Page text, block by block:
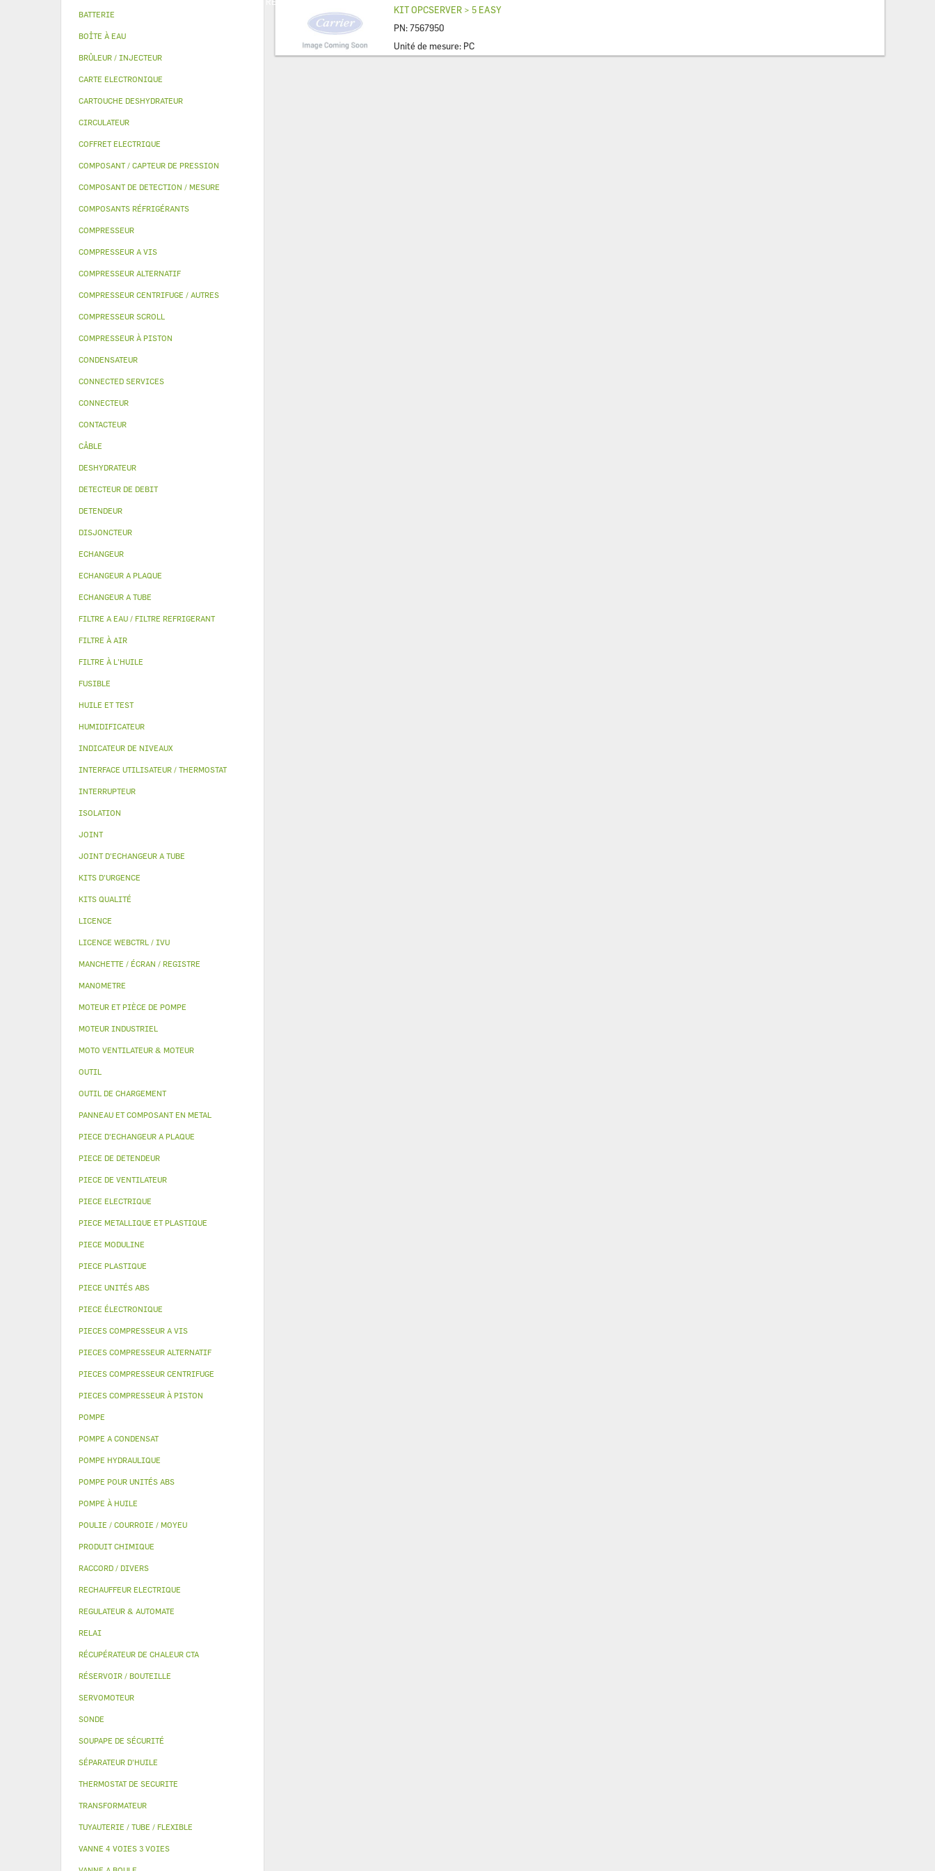
BATTERIE
BOÎTE À EAU
BRÛLEUR / INJECTEUR
CARTE ELECTRONIQUE
CARTOUCHE DESHYDRATEUR
CIRCULATEUR
COFFRET ELECTRIQUE
COMPOSANT / CAPTEUR DE PRESSION
COMPOSANT DE DETECTION / MESURE
COMPOSANTS RÉFRIGÉRANTS
COMPRESSEUR
COMPRESSEUR A VIS
COMPRESSEUR ALTERNATIF
COMPRESSEUR CENTRIFUGE / AUTRES
COMPRESSEUR SCROLL
COMPRESSEUR À PISTON
CONDENSATEUR
CONNECTED SERVICES
CONNECTEUR
CONTACTEUR
CÂBLE
DESHYDRATEUR
DETECTEUR DE DEBIT
DETENDEUR
DISJONCTEUR
ECHANGEUR
ECHANGEUR A PLAQUE
ECHANGEUR A TUBE
FILTRE A EAU / FILTRE REFRIGERANT
FILTRE À AIR
FILTRE À L'HUILE
FUSIBLE
HUILE ET TEST
HUMIDIFICATEUR
INDICATEUR DE NIVEAUX
INTERFACE UTILISATEUR / THERMOSTAT
INTERRUPTEUR
ISOLATION
JOINT
JOINT D'ECHANGEUR A TUBE
KITS D'URGENCE
KITS QUALITÉ
LICENCE
LICENCE WEBCTRL / IVU
MANCHETTE / ÉCRAN / REGISTRE
MANOMETRE
MOTEUR ET PIÈCE DE POMPE
MOTEUR INDUSTRIEL
MOTO VENTILATEUR & MOTEUR
OUTIL
OUTIL DE CHARGEMENT
PANNEAU ET COMPOSANT EN METAL
PIECE D'ECHANGEUR A PLAQUE
PIECE DE DETENDEUR
PIECE DE VENTILATEUR
PIECE ELECTRIQUE
PIECE METALLIQUE ET PLASTIQUE
PIECE MODULINE
PIECE PLASTIQUE
PIECE UNITÉS ABS
PIECE ÉLECTRONIQUE
PIECES COMPRESSEUR A VIS
PIECES COMPRESSEUR ALTERNATIF
PIECES COMPRESSEUR CENTRIFUGE
PIECES COMPRESSEUR À PISTON
POMPE
POMPE A CONDENSAT
POMPE HYDRAULIQUE
POMPE POUR UNITÉS ABS
POMPE À HUILE
POULIE / COURROIE / MOYEU
PRODUIT CHIMIQUE
RACCORD / DIVERS
RECHAUFFEUR ELECTRIQUE
REGULATEUR & AUTOMATE
RELAI
RÉCUPÉRATEUR DE CHALEUR CTA
RÉSERVOIR / BOUTEILLE
SERVOMOTEUR
SONDE
SOUPAPE DE SÉCURITÉ
SÉPARATEUR D'HUILE
THERMOSTAT DE SECURITE
TRANSFORMATEUR
TUYAUTERIE / TUBE / FLEXIBLE
VANNE 4 VOIES 3 VOIES
KIT OPCSERVER > 5 EASY
PN:7567950
Unité de mesure: PC